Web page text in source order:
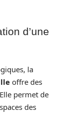
d’une
la
offre des
permet de
des